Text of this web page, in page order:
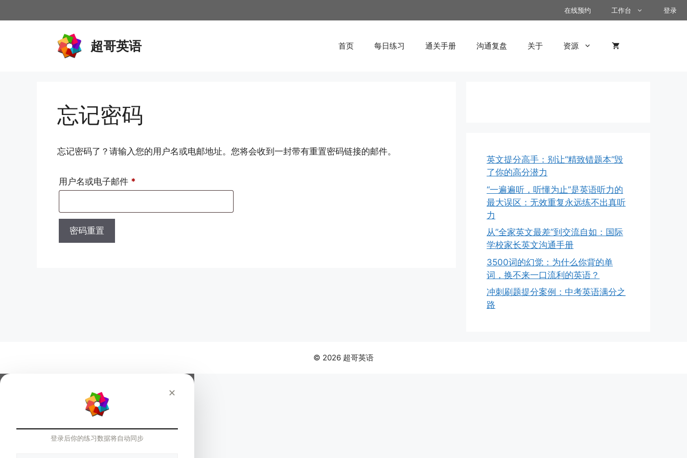
至
在线预约 工作台 登录
超哥英语 首页 每日练习 通关手册 沟通复盘 关于 资源
忘记密码
忘记密码了？请输入您的用户名或电邮地址。您将会收到一封带有重置密码链接的邮件。
用户名或电子邮件 *
密码重置
英文提分高手：别让“精致错题本”毁
了你的高分潜力
“一遍遍听，听懂为止”是英语听力的
最大误区：无效重复永远练不出真听
力
从”全家英文最差”到交流自如：国际
学校家长英文沟通手册
3500词的幻觉：为什么你背的单
词，换不来一口流利的英语？
冲刺刷题提分案例：中考英语满分之
路
© 2026 超哥英语
✕
登录后你的练习数据将自动同步